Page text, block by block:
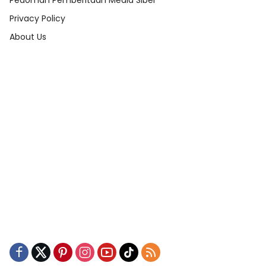
Privacy Policy
About Us